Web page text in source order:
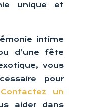
unique et
intime
d’une fête
vous
pour
Contactez un
aider dans